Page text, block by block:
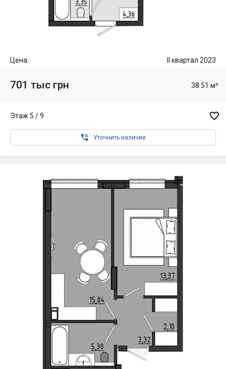
Цена: II квартал 2023
701 тыс грн 38.51 м²
Этаж 5 / 9 
 Уточнить наличие